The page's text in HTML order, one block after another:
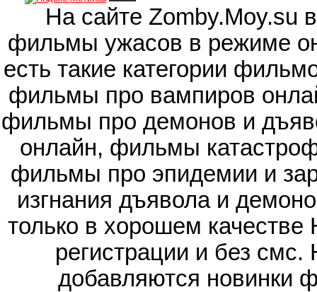
На сайте Zomby.Moy.su
фильмы ужасов в режиме
есть такие категории
фильмы про вампиров
фильмы про демонов и
онлайн, фильмы
фильмы про эпидемии и
изгнания дъявола и
только в хорошем качестве
регистрации и без
добавляются новинки